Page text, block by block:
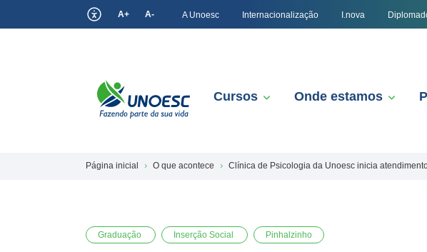
A+ A- A Unoesc Internacionalização I.nova
Cursos Onde estamos
Página inicial O que acontece Clínica de Psicologia da Unoesc inicia
Graduação Inserção Social Pinhalzinho